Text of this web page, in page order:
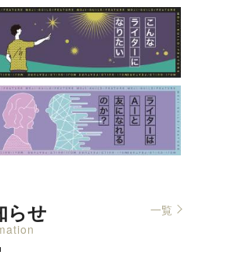
らせ 一覧